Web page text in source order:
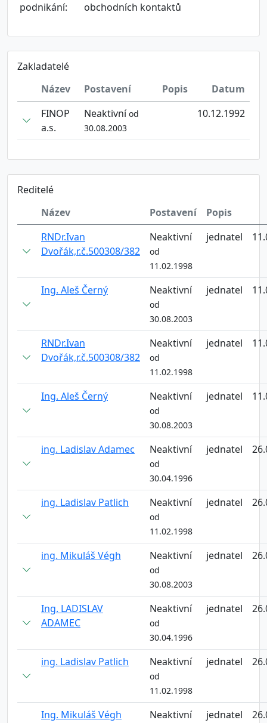
podnikání:
obchodních kontaktů
Zakladatelé
Název
Postavení Popis
Datum
FINOP
a.s.
Neaktivníod
30.08.2003
10.12.1992
Reditelé
Název
Postavení Popis
RNDr.Ivan
Dvořák,r.č.500308/382
Neaktivní
od
11.02.1998
jednatel
Ing. Aleš Černý Neaktivní
od
30.08.2003
jednatel
RNDr.Ivan
Dvořák,r.č.500308/382
Neaktivní
od
11.02.1998
jednatel
Ing. Aleš Černý Neaktivní
od
30.08.2003
jednatel
ing. Ladislav Adamec Neaktivní
od
30.04.1996
jednatel
ing. Ladislav Patlich Neaktivní
od
11.02.1998
jednatel
ing. Mikuláš Végh Neaktivní
od
30.08.2003
jednatel
Ing. LADISLAV
ADAMEC
Neaktivní
od
30.04.1996
jednatel
ing. Ladislav Patlich Neaktivní
od
11.02.1998
jednatel
Ing. Mikuláš Végh Neaktivní jednatel